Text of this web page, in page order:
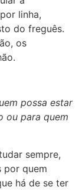
linha,
do freguês.
os
.
possa estar
ou para quem
sempre,
por quem
há de se ter